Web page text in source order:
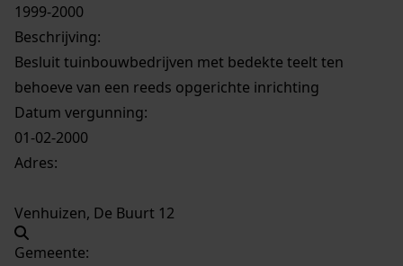
1999-2000
Beschrijving:
Besluit tuinbouwbedrijven met bedekte teelt ten
behoeve van een reeds opgerichte inrichting
Datum vergunning:
01-02-2000
Adres:
Venhuizen, De Buurt 12
Gemeente: